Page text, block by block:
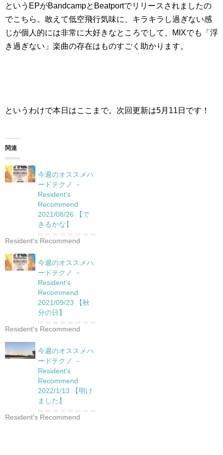
というEPがBandcampとBeatportでリリースされましたの
でこちら。敢えて低空飛行気味に、キラキラし過ぎない感
じが個人的には非常に大好きなところでして、MIXでも「浮
き過ぎない」楽曲の存在はものすごく助かります。
というわけで本日はここまで。次回更新は5月11日です！
関連
今週のオススメハ
ードテクノ －
Resident’s
Recommend
2021/08/26 【で
きるかな】
Resident's Recommend
今週のオススメハ
ードテクノ －
Resident’s
Recommend
2021/09/23 【秋
分の日】
Resident's Recommend
今週のオススメハ
ードテクノ －
Resident’s
Recommend
2022/1/13 【明け
ました】
Resident's Recommend